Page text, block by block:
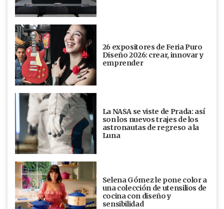
26 expositores de Feria Puro
Diseño 2026: crear, innovar y
emprender
La NASA se viste de Prada: así
son los nuevos trajes de los
astronautas de regreso a la
Luna
Selena Gómez le pone color a
una colección de utensilios de
cocina con diseño y
sensibilidad